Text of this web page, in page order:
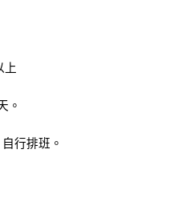
上
。
行排班。